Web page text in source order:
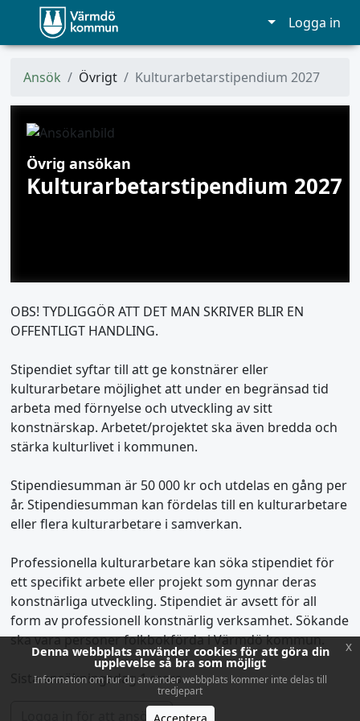
Logga in
Ansök Övrigt Kulturarbetarstipendium 2027
Övrig ansökan
Kulturarbetarstipendium 2027
OBS! TYDLIGGÖR ATT DET MAN SKRIVER BLIR EN
OFFENTLIGT HANDLING.
Stipendiet syftar till att ge konstnärer eller
kulturarbetare möjlighet att under en begränsad tid
arbeta med förnyelse och utveckling av sitt
konstnärskap. Arbetet/projektet ska även bredda och
stärka kulturlivet i kommunen.
Stipendiesumman är 50 000 kr och utdelas en gång per
år. Stipendiesumman kan fördelas till en kulturarbetare
eller flera kulturarbetare i samverkan.
Professionella kulturarbetare kan söka stipendiet för
ett specifikt arbete eller projekt som gynnar deras
konstnärliga utveckling. Stipendiet är avsett för all
form av professionell konstnärlig verksamhet. Sökande
ska vara personer folkbokförda i Värmdö kommun.
Sista ansökningsdag 1 mars.
Logga in för att ansöka
Denna webbplats använder cookies för att göra din
upplevelse så bra som möjligt
Information om hur du använder webbplats kommer inte delas till
tredjepart
x